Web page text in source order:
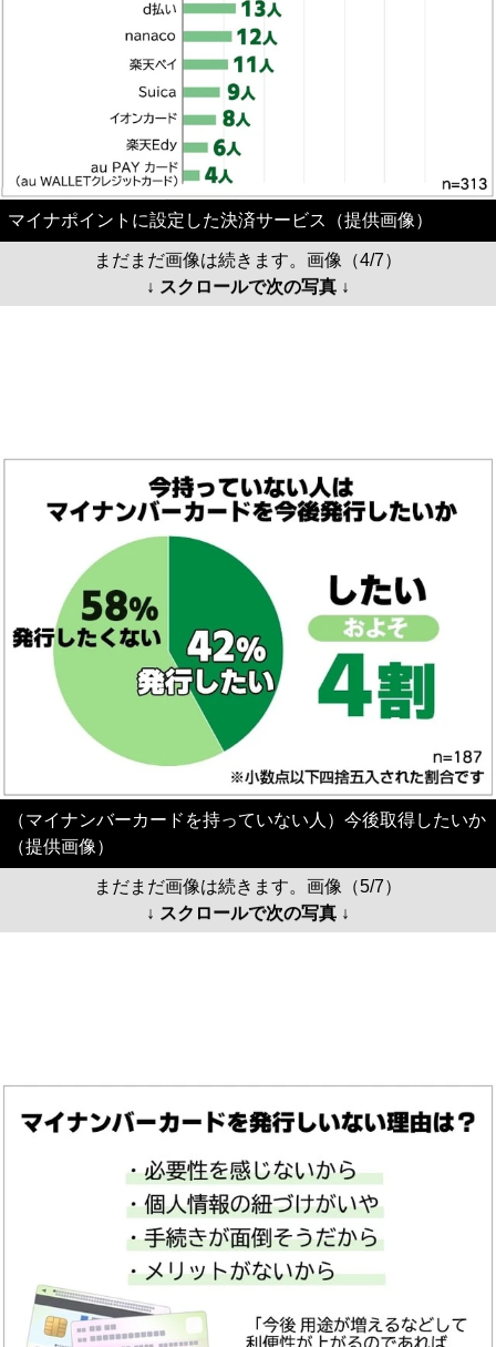
マイナポイントに設定した決済サービス（提供画像）
まだまだ画像は続きます。画像（4/7）
↓ スクロールで次の写真 ↓
（マイナンバーカードを持っていない人）今後取得したいか
（提供画像）
まだまだ画像は続きます。画像（5/7）
↓ スクロールで次の写真 ↓